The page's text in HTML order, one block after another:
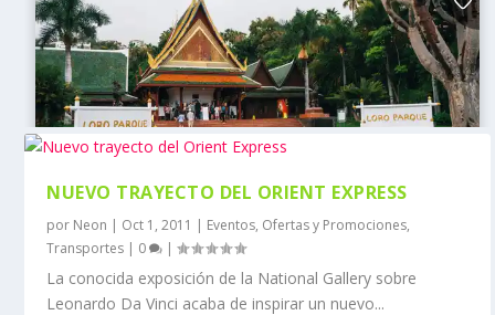
NUEVO TRAYECTO DEL ORIENT EXPRESS
por Neon | Oct 1, 2011 | Eventos, Ofertas y Promociones,
Transportes | 0 |
La conocida exposición de la National Gallery sobre
Leonardo Da Vinci acaba de inspirar un nuevo...